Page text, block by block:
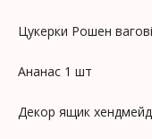
Цукерки Рошен вагові
Ананас 1 шт
Декор ящик